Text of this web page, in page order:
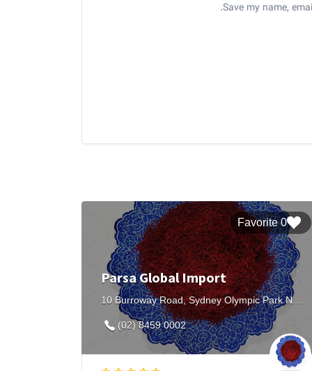
Save my name,
0 Favorite
Parsa Global Import
10 Burroway Road, Sydney Olympic Park NSW, Australia
(02) 8459 0002